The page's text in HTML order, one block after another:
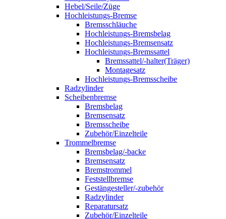
Hebel/Seile/Züge
Hochleistungs-Bremse
Bremsschläuche
Hochleistungs-Bremsbelag
Hochleistungs-Bremsensatz
Hochleistungs-Bremssattel
Bremssattel/-halter(Träger)
Montagesatz
Hochleistungs-Bremsscheibe
Radzylinder
Scheibenbremse
Bremsbelag
Bremsensatz
Bremsscheibe
Zubehör/Einzelteile
Trommelbremse
Bremsbelag/-backe
Bremsensatz
Bremstrommel
Feststellbremse
Gestängesteller/-zubehör
Radzylinder
Reparatursatz
Zubehör/Einzelteile